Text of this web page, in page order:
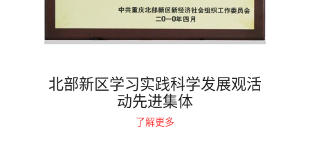
北部新区学习实践科学发展观活
动先进集体
了解更多